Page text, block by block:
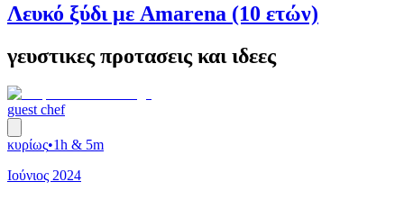
Λευκό ξύδι με Amarena (10 ετών)
γευστικες προτασεις και ιδεες
guest chef
κυρίως•1h & 5m
Ιούνιος 2024